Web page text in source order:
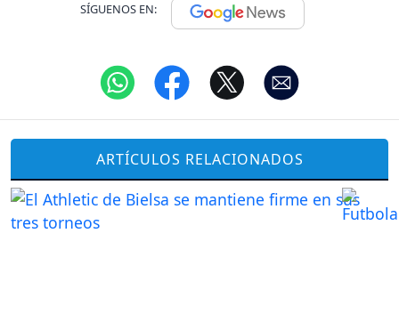
SÍGUENOS EN:
ARTÍCULOS RELACIONADOS